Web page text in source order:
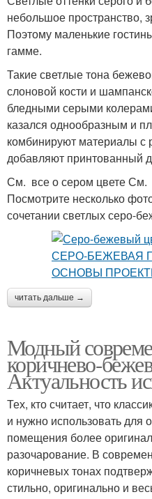
небольшое пространство,
Поэтому маленькие
гамме.
Такие светлые тона
слоновой кости и
бледными серыми
казался однообразным и
комбинируют материалы с
добавляют принтованный
См. все о сером цвете См.
Посмотрите несколько
сочетании светлых серо-
читать дальше →
Модный
коричнево-
Актуальность
Тех, кто считает, что
и нужно использовать для
помещения более
разочарование. В
коричневых тонах
стильно, оригинально и